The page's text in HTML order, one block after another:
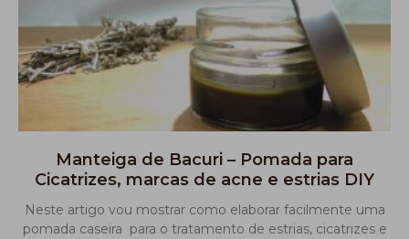
Manteiga de Bacuri – Pomada para
Cicatrizes, marcas de acne e estrias DIY
Neste artigo vou mostrar como elaborar facilmente uma
pomada caseira para o tratamento de estrias, cicatrizes e